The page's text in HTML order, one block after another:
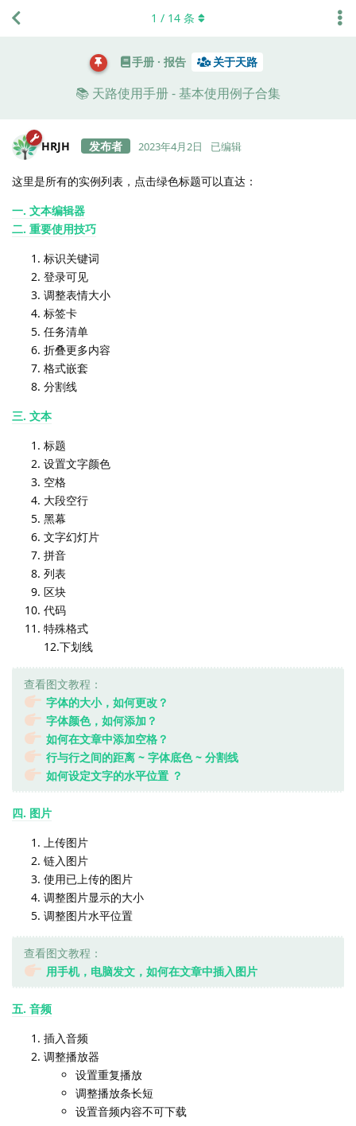
手册 · 报告 关于天路
📚 天路使用手册 - 基本使用例子合集
1 / 14 条
HRJH 2023年4月2日 已编辑
这里是所有的实例列表，点击绿色标题可以直达：
一. 文本编辑器
二. 重要使用技巧
标识关键词
登录可见
调整表情大小
标签卡
任务清单
折叠更多内容
格式嵌套
分割线
三. 文本
标题
设置文字颜色
空格
大段空行
黑幕
文字幻灯片
拼音
列表
区块
代码
特殊格式
12.下划线
查看图文教程：
字体的大小，如何更改？
字体颜色，如何添加？
如何在文章中添加空格？
行与行之间的距离 ~ 字体底色 ~ 分割线
如何设定文字的水平位置 ？
四. 图片
上传图片
链入图片
使用已上传的图片
调整图片显示的大小
调整图片水平位置
查看图文教程：
用手机，电脑发文，如何在文章中插入图片
五. 音频
插入音频
调整播放器
设置重复播放
调整播放条长短
设置音频内容不可下载